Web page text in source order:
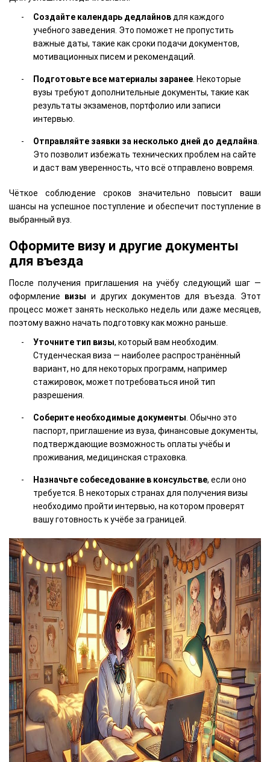
Создайте календарь дедлайнов для каждого
учебного заведения. Это поможет не пропустить
важные даты, такие как сроки подачи документов,
мотивационных писем и рекомендаций.
Подготовьте все материалы заранее . Некоторые
вузы требуют дополнительные документы, такие как
результаты экзаменов, портфолио или записи
интервью.
Отправляйте заявки за несколько дней до дедлайна
Это позволит избежать технических проблем на сайте
и даст вам уверенность, что всё отправлено вовремя.
Чёткое соблюдение сроков значительно повысит ваши
шансы на успешное поступление и обеспечит поступление в
выбранный вуз.
Оформите визу и другие документы
для въезда
После получения приглашения на учёбу следующий шаг —
оформление визы и других документов для въезда. Этот
процесс может занять несколько недель или даже месяцев,
поэтому важно начать подготовку как можно раньше.
Уточните тип визы, который вам необходим.
Студенческая виза — наиболее распространённый
вариант, но для некоторых программ, например
стажировок, может потребоваться иной тип
разрешения.
Соберите необходимые документы . Обычно это
паспорт, приглашение из вуза, финансовые документы,
подтверждающие возможность оплаты учёбы и
проживания, медицинская страховка.
Назначьте собеседование в консульстве, если оно
требуется. В некоторых странах для получения визы
необходимо пройти интервью, на котором проверят
вашу готовность к учёбе за границей.